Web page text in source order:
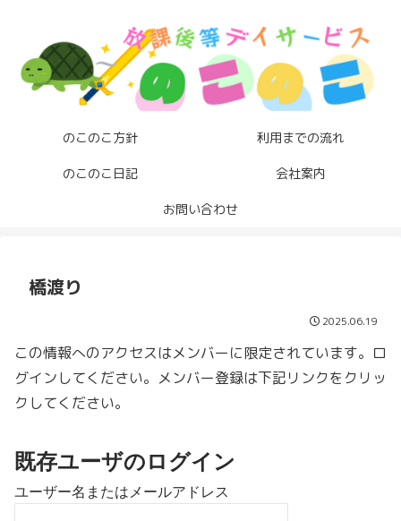
のこのこ方針 利用までの流れ
のこのこ日記 会社案内
お問い合わせ
橋渡り
2025.06.19
この情報へのアクセスはメンバーに限定されています。ロ
グインしてください。メンバー登録は下記リンクをクリッ
クしてください。
既存ユーザのログイン
ユーザー名またはメールアドレス